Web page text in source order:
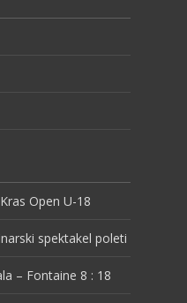
Open U-18
spektakel poleti
– Fontaine 8 : 18